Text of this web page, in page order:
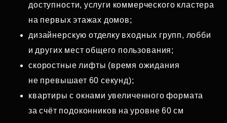
доступности, услуги коммерческого кластера
на первых этажах домов;
дизайнерскую отделку входных групп, лобби
и других мест общего пользования;
скоростные лифты (время ожидания
не превышает 60 секунд);
квартиры с окнами увеличенного формата
за счёт подоконников на уровне 60 см